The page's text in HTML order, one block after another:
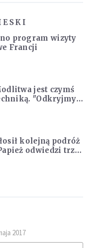
program wizyty
Francji
jest czymś
"Odkryjmy
kolejną podróż
odwiedzi trzy
Południowej
2017